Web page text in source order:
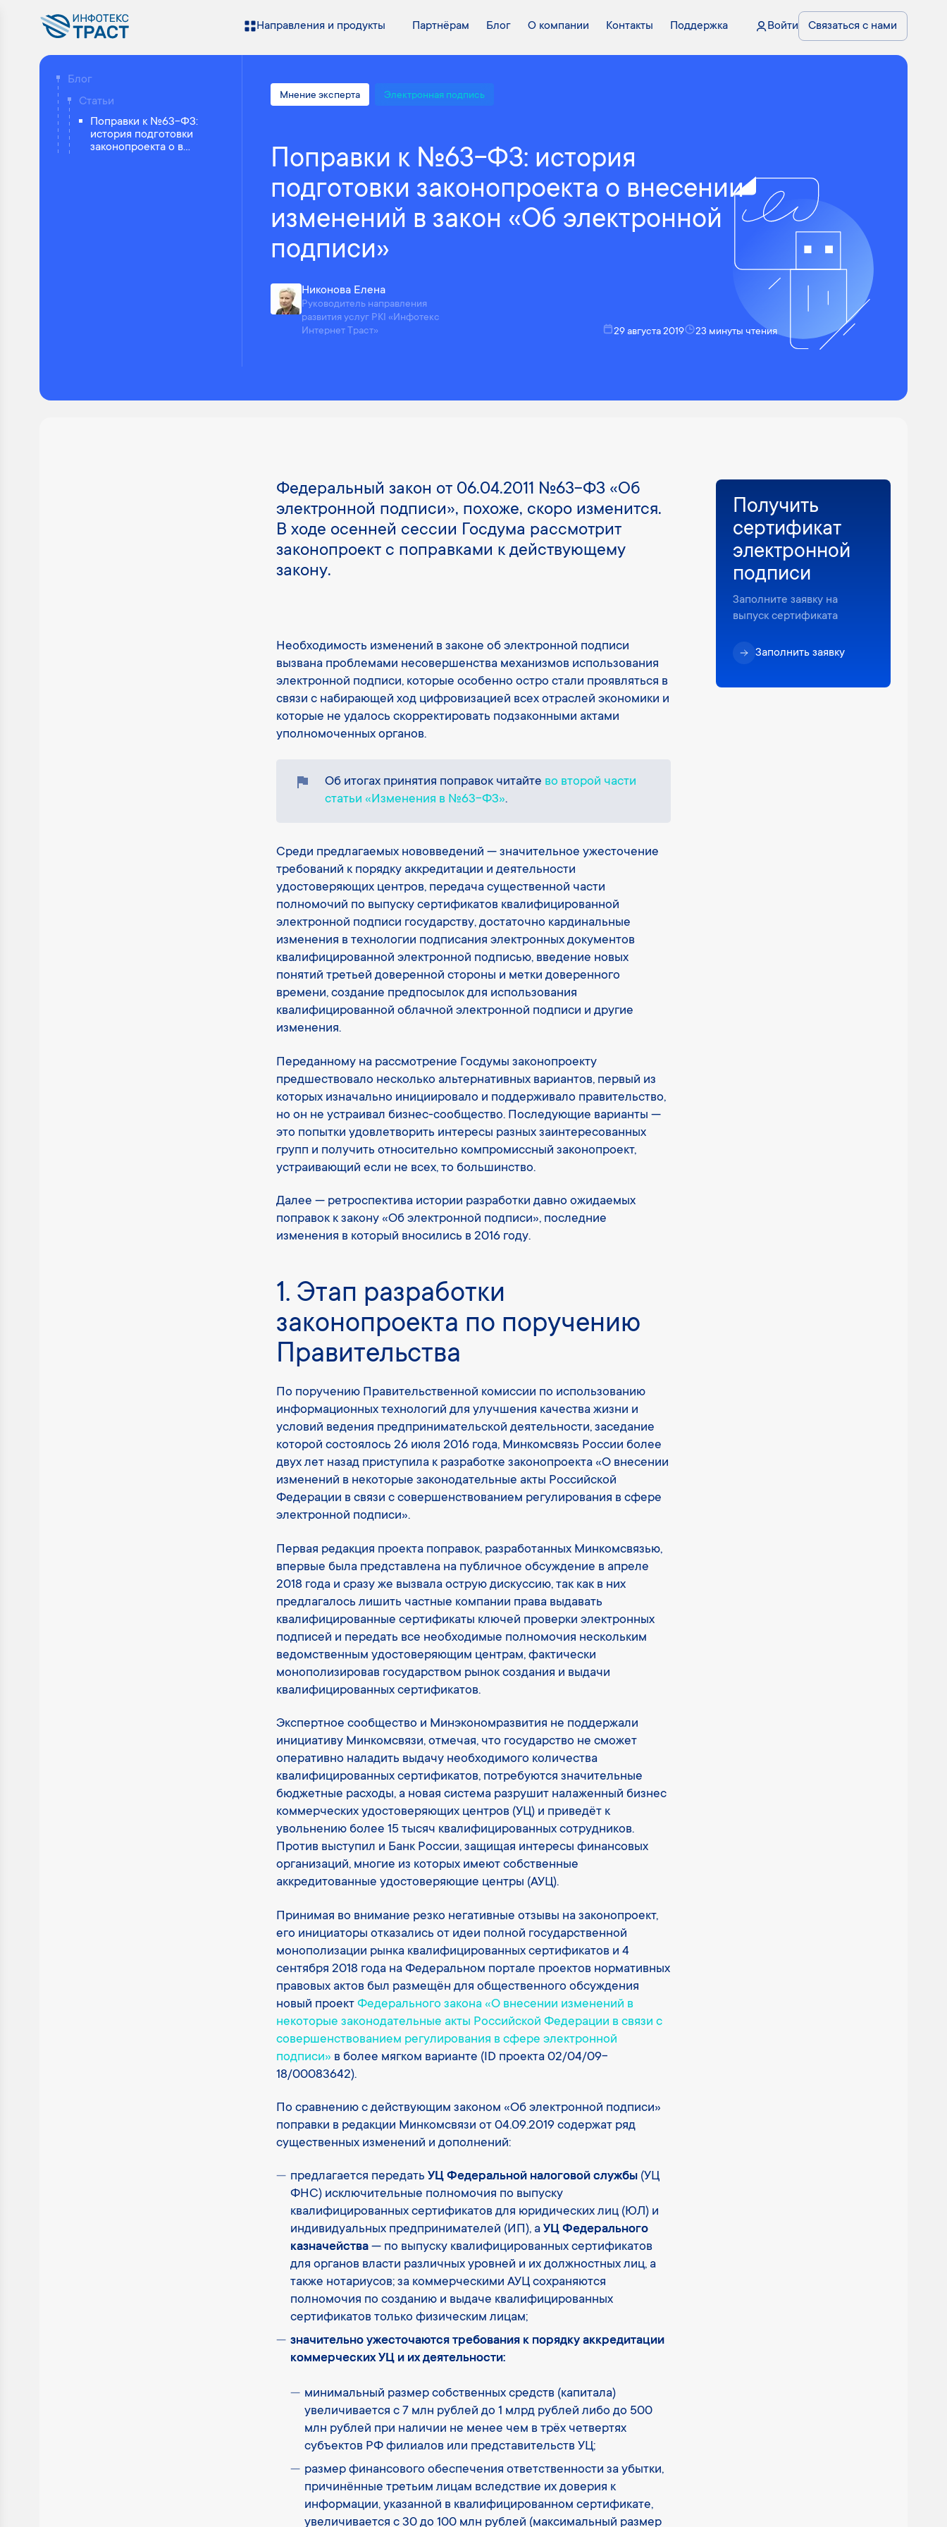
Направления и продукты Партнёрам Блог О компании Контакты Поддержка Войти Связаться с нами
Блог
Статьи
Поправки к №63-ФЗ:
история подготовки
законопроекта о в...
Мнение эксперта Электронная подпись
Поправки к №63-ФЗ: история
подготовки законопроекта о внесении
изменений в закон «Об электронной
подписи»
Никонова Елена
Руководитель направления
развития услуг PKI «Инфотекс
Интернет Траст»
29 августа 2019 23 минуты чтения
Федеральный закон от 06.04.2011 №63-ФЗ «Об
электронной подписи», похоже, скоро изменится.
В ходе осенней сессии Госдума рассмотрит
законопроект с поправками к действующему
закону.
Необходимость изменений в законе об электронной подписи
вызвана проблемами несовершенства механизмов использования
электронной подписи, которые особенно остро стали проявляться в
связи с набирающей ход цифровизацией всех отраслей экономики и
которые не удалось скорректировать подзаконными актами
уполномоченных органов.
Об итогах принятия поправок читайте во второй части
статьи «Изменения в №63-ФЗ».
Среди предлагаемых нововведений — значительное ужесточение
требований к порядку аккредитации и деятельности
удостоверяющих центров, передача существенной части
полномочий по выпуску сертификатов квалифицированной
электронной подписи государству, достаточно кардинальные
изменения в технологии подписания электронных документов
квалифицированной электронной подписью, введение новых
понятий третьей доверенной стороны и метки доверенного
времени, создание предпосылок для использования
квалифицированной облачной электронной подписи и другие
изменения.
Переданному на рассмотрение Госдумы законопроекту
предшествовало несколько альтернативных вариантов, первый из
которых изначально инициировало и поддерживало правительство,
но он не устраивал бизнес-сообщество. Последующие варианты —
это попытки удовлетворить интересы разных заинтересованных
групп и получить относительно компромиссный законопроект,
устраивающий если не всех, то большинство.
Далее — ретроспектива истории разработки давно ожидаемых
поправок к закону «Об электронной подписи», последние
изменения в который вносились в 2016 году.
1. Этап разработки
законопроекта по поручению
Правительства
По поручению Правительственной комиссии по использованию
информационных технологий для улучшения качества жизни и
условий ведения предпринимательской деятельности, заседание
которой состоялось 26 июля 2016 года, Минкомсвязь России более
двух лет назад приступила к разработке законопроекта «О внесении
изменений в некоторые законодательные акты Российской
Федерации в связи с совершенствованием регулирования в сфере
электронной подписи».
Первая редакция проекта поправок, разработанных Минкомсвязью,
впервые была представлена на публичное обсуждение в апреле
2018 года и сразу же вызвала острую дискуссию, так как в них
предлагалось лишить частные компании права выдавать
квалифицированные сертификаты ключей проверки электронных
подписей и передать все необходимые полномочия нескольким
ведомственным удостоверяющим центрам, фактически
монополизировав государством рынок создания и выдачи
квалифицированных сертификатов.
Экспертное сообщество и Минэкономразвития не поддержали
инициативу Минкомсвязи, отмечая, что государство не сможет
оперативно наладить выдачу необходимого количества
квалифицированных сертификатов, потребуются значительные
бюджетные расходы, а новая система разрушит налаженный бизнес
коммерческих удостоверяющих центров (УЦ) и приведёт к
увольнению более 15 тысяч квалифицированных сотрудников.
Против выступил и Банк России, защищая интересы финансовых
организаций, многие из которых имеют собственные
аккредитованные удостоверяющие центры (АУЦ).
Принимая во внимание резко негативные отзывы на законопроект,
его инициаторы отказались от идеи полной государственной
монополизации рынка квалифицированных сертификатов и 4
сентября 2018 года на Федеральном портале проектов нормативных
правовых актов был размещён для общественного обсуждения
новый проект Федерального закона «О внесении изменений в
некоторые законодательные акты Российской Федерации в связи с
совершенствованием регулирования в сфере электронной
подписи» в более мягком варианте (ID проекта 02/04/09-
18/00083642).
По сравнению с действующим законом «Об электронной подписи»
поправки в редакции Минкомсвязи от 04.09.2019 содержат ряд
существенных изменений и дополнений:
предлагается передать УЦ Федеральной налоговой службы (УЦ
ФНС) исключительные полномочия по выпуску
квалифицированных сертификатов для юридических лиц (ЮЛ) и
индивидуальных предпринимателей (ИП), а УЦ Федерального
казначейства — по выпуску квалифицированных сертификатов
для органов власти различных уровней и их должностных лиц, а
также нотариусов; за коммерческими АУЦ сохраняются
полномочия по созданию и выдаче квалифицированных
сертификатов только физическим лицам;
значительно ужесточаются требования к порядку аккредитации
коммерческих УЦ и их деятельности:
минимальный размер собственных средств (капитала)
увеличивается с 7 млн рублей до 1 млрд рублей либо до 500
млн рублей при наличии не менее чем в трёх четвертях
субъектов РФ филиалов или представительств УЦ;
размер финансового обеспечения ответственности за убытки,
причинённые третьим лицам вследствие их доверия к
информации, указанной в квалифицированном сертификате,
увеличивается с 30 до 100 млн рублей (максимальный размер
Получить
сертификат
электронной
подписи
Заполните заявку на
выпуск сертификата
Заполнить заявку